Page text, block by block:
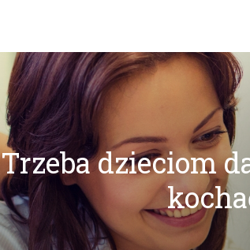
Trzeba dzieciom